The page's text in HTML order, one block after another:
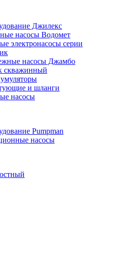
Джилекс
насосы Водомет
электронасосы серии
насосы Джамбо
скважинный
и шланги
насосы
Pumpman
насосы